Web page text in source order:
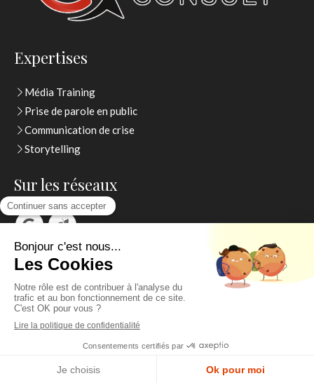
Expertises
Média Training
Prise de parole en public
Communication de crise
Storytelling
Sur les réseaux
Thierry Watelet
Contactez moi
Création et référencement du site par Simplébo